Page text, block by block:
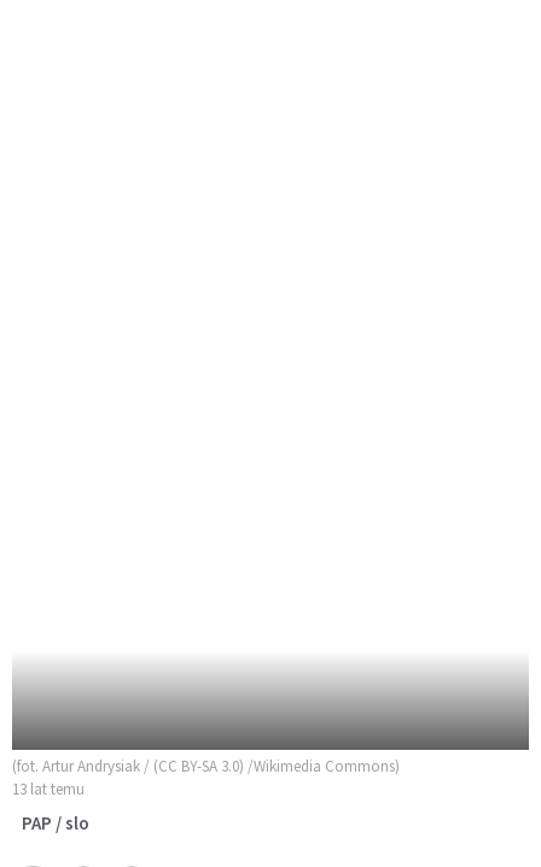
(fot. Artur Andrysiak / (CC BY-SA 3.0) /Wikimedia Commons)
13 lat temu
PAP / slo